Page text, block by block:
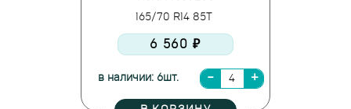
165/70 R14 85T
6 560 ₽
в наличии: 6шт.